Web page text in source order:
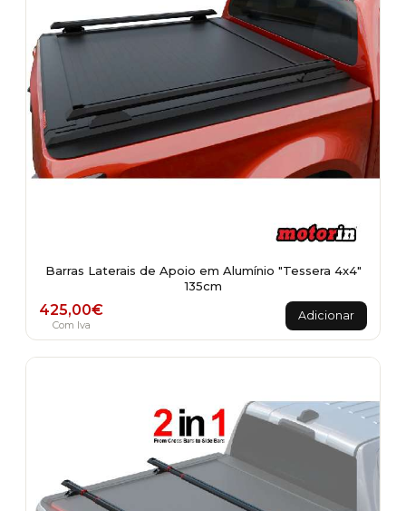
Barras Laterais de Apoio em Alumínio "Tessera 4x4"
135cm
425,00€
Com Iva
Adicionar